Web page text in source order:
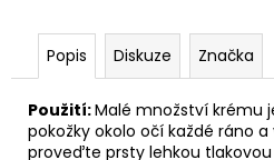
Popis Diskuze Značka
Použití:Malé množství krému
pokožky okolo očí každé ráno
proveďte prsty lehkou